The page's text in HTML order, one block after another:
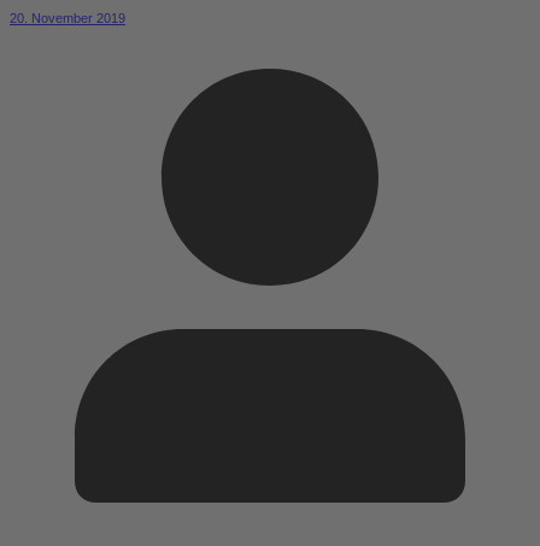
20. November 2019